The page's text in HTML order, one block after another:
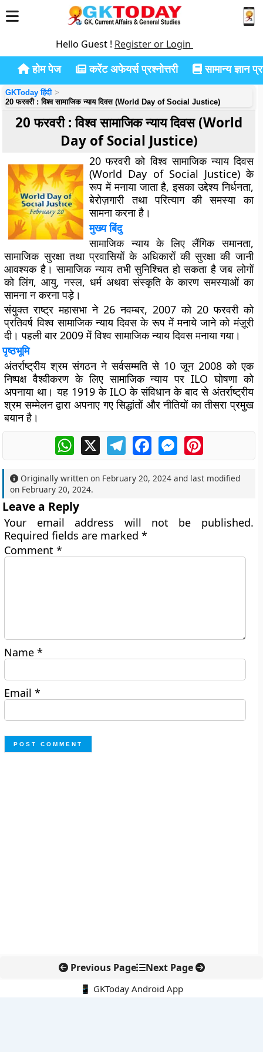
Hello Guest ! Register or Login
होम पेज करेंट अफेयर्स प्रश्नोत्तरी सामान्य ज्ञान
GKToday हिंदी
20 फरवरी : विश्व सामाजिक न्याय दिवस (World Day of Social Justice)
20 फरवरी : विश्व सामाजिक न्याय दिवस (World
Day of Social Justice)
20 फरवरी को विश्व सामाजिक न्याय दिवस
(World Day of Social Justice) के
रूप में मनाया जाता है, इसका उद्देश्य निर्धनता,
बेरोज़गारी तथा परित्याग की समस्या का
सामना करना है।
मुख्य बिंदु
सामाजिक न्याय के लिए लैंगिक समानता,
सामाजिक सुरक्षा तथा प्रवासियों के अधिकारों की सुरक्षा की जानी
आवश्यक है। सामाजिक न्याय तभी सुनिश्चित हो सकता है जब लोगों
को लिंग, आयु, नस्ल, धर्म अथवा संस्कृति के कारण समस्याओं का
सामना न करना पड़े।
संयुक्त राष्ट्र महासभा ने 26 नवम्बर, 2007 को 20 फरवरी को
प्रतिवर्ष विश्व सामाजिक न्याय दिवस के रूप में मनाये जाने को मंज़ूरी
दी। पहली बार 2009 में विश्व सामाजिक न्याय दिवस मनाया गया।
पृष्ठभूमि
अंतर्राष्ट्रीय श्रम संगठन ने सर्वसम्मति से 10 जून 2008 को एक
निष्पक्ष वैश्वीकरण के लिए सामाजिक न्याय पर ILO घोषणा को
अपनाया था। यह 1919 के ILO के संविधान के बाद से अंतर्राष्ट्रीय
श्रम सम्मेलन द्वारा अपनाए गए सिद्धांतों और नीतियों का तीसरा प्रमुख
बयान है।
WhatsApp
X TelegramFacebookMessengerPinterest
Originally written on February 20, 2024 and last modified
on February 20, 2024.
Leave a Reply
Your email address will not be published.
Required fields are marked*
Comment*
Name*
Email*
Previous Page Next Page
📱 GKToday Android App